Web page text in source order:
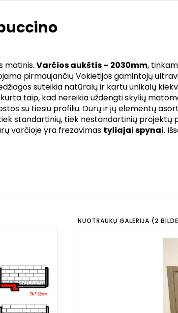
matinis. Varčios aukštis – 2030mm,
pirmaujančių Vokietijos gamintojų
suteikia natūralų ir kartu unikalų
taip, kad nereikia uždengti skylių
su tiesiu profiliu. Durų ir jų elementų
standartinių, tiek nestandartinių projektų
varčioje yra frezavimas tyliajai spynai.
NUOTRAUKŲ GALERIJA (2